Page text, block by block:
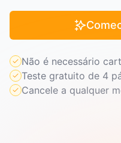
Não é necessário
Teste gratuito de 4
Cancele a qualquer